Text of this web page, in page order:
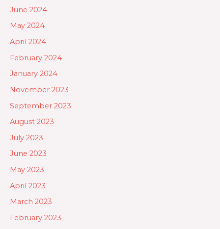
June 2024
May 2024
April 2024
February 2024
January 2024
November 2023
September 2023
August 2023
July 2023
June 2023
May 2023
April 2023
March 2023
February 2023